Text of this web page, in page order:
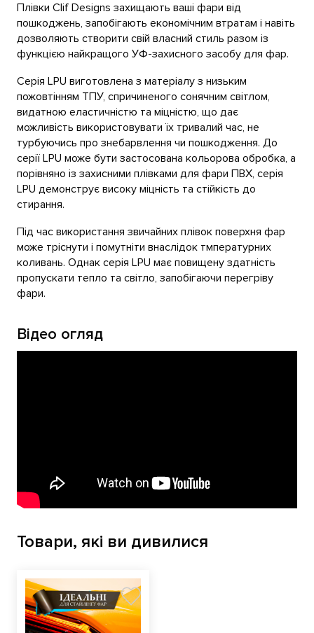
Плівки Clif Designs захищають ваші фари від
пошкоджень, запобігають економічним втратам і навіть
дозволяють створити свій власний стиль разом із
функцією найкращого УФ-захисного засобу для фар.
Серія LPU виготовлена з матеріалу з низьким
пожовтінням ТПУ, спричиненого сонячним світлом,
видатною еластичністю та міцністю, що дає
можливість використовувати їх тривалий час, не
турбуючись про знебарвлення чи пошкодження. До
серії LPU може бути застосована кольорова обробка, а
порівняно із захисними плівками для фари ПВХ, серія
LPU демонструє високу міцність та стійкість до
стирання.
Під час використання звичайних плівок поверхня фар
може тріснути і помутніти внаслідок тмпературних
коливань. Однак серія LPU має повищену здатність
пропускати тепло та світло, запобігаючи перегріву
фари.
Відео огляд
Товари, які ви дивилися